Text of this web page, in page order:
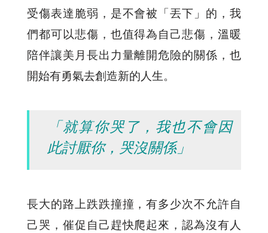
受傷表達脆弱，是不會被「丟下」的，我
們都可以悲傷，也值得為自己悲傷，溫暖
陪伴讓美月長出力量離開危險的關係，也
開始有勇氣去創造新的人生。
「就算你哭了，我也不會因
此討厭你，哭沒關係」
長大的路上跌跌撞撞，有多少次不允許自
己哭，催促自己趕快爬起來，認為沒有人